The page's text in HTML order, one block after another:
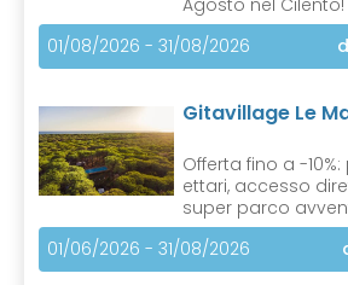
01/08/2026 - 31/08/2026
Gitavillage Le
Offerta fino a -
ettari, accesso
super parco
01/06/2026 - 31/08/2026